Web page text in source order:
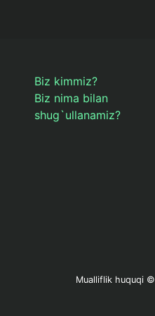
Biz kimmiz?
Biz nima bilan
shug`ullanamiz?
Mualliflik huquqi ©